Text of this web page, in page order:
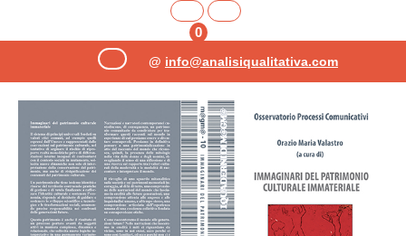
0
shopping
Open
Button
@ info@analisiqualitativa.com